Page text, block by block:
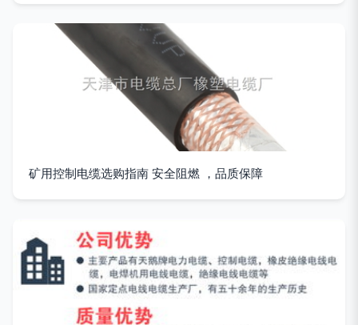
矿用控制电缆选购指南 安全阻燃 ，品质保障